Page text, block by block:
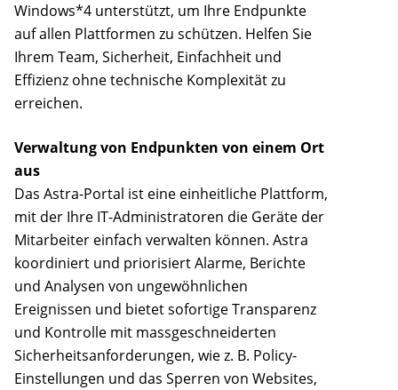
Windows*4 unterstützt, um Ihre Endpunkte
auf allen Plattformen zu schützen. Helfen Sie
Ihrem Team, Sicherheit, Einfachheit und
Effizienz ohne technische Komplexität zu
erreichen.
Verwaltung von Endpunkten von einem Ort
aus
Das Astra-Portal ist eine einheitliche Plattform,
mit der Ihre IT-Administratoren die Geräte der
Mitarbeiter einfach verwalten können. Astra
koordiniert und priorisiert Alarme, Berichte
und Analysen von ungewöhnlichen
Ereignissen und bietet sofortige Transparenz
und Kontrolle mit massgeschneiderten
Sicherheitsanforderungen, wie z. B. Policy-
Einstellungen und das Sperren von Websites,